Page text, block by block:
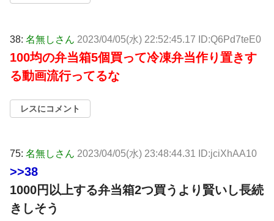
38: 名無しさん 2023/04/05(水) 22:52:45.17 ID:Q6Pd7teE0
100均の弁当箱5個買って冷凍弁当作り置きす
る動画流行ってるな
レスにコメント
75: 名無しさん 2023/04/05(水) 23:48:44.31 ID:jciXhAA10
>>38
1000円以上する弁当箱2つ買うより賢いし長続
きしそう